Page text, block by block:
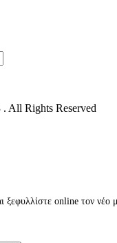
. All Rights Reserved
ξεφυλλίστε online τον νέο